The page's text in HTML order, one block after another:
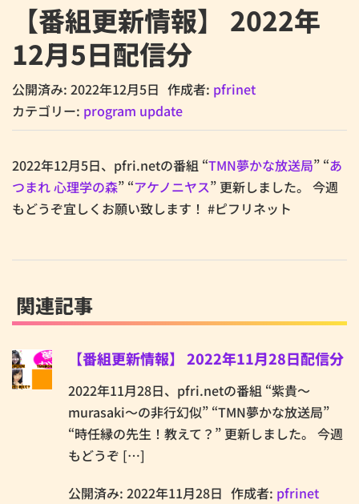
【番組更新情報】 2022年
12月5日配信分
公開済み: 2022年12月5日 作成者: pfrinet
カテゴリー: program update
2022年12月5日、pfri.netの番組 “TMN夢かな放送局” “あ
つまれ 心理学の森” “アケノニヤス” 更新しました。 今週
もどうぞ宜しくお願い致します！ #ピフリネット
関連記事
【番組更新情報】 2022年11月28日配信分
2022年11月28日、pfri.netの番組 “紫貴～
murasaki～の非行幻似” “TMN夢かな放送局”
“時任縁の先生！教えて？” 更新しました。 今週
もどうぞ […]
公開済み: 2022年11月28日 作成者: pfrinet